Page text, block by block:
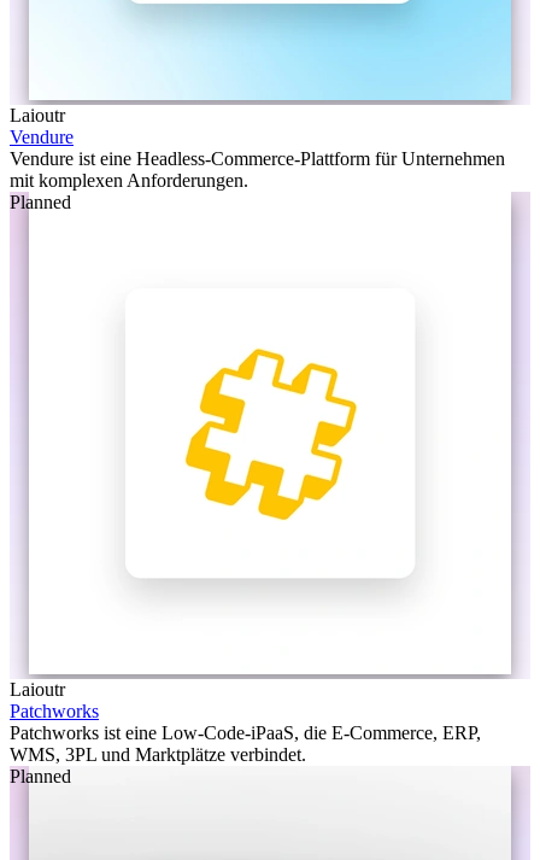
Laioutr
Vendure
Vendure ist eine Headless-Commerce-Plattform für Unternehmen
mit komplexen Anforderungen.
Planned
Laioutr
Patchworks
Patchworks ist eine Low-Code-iPaaS, die E-Commerce, ERP,
WMS, 3PL und Marktplätze verbindet.
Planned